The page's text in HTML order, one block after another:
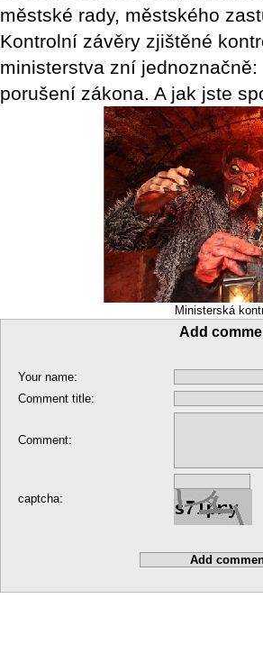
městské rady, městského
Kontrolní závěry zjištěné
ministerstva zní
porušení zákona. A jak jste
Ministerská
Add
Your name:
Comment title:
Comment:
captcha: